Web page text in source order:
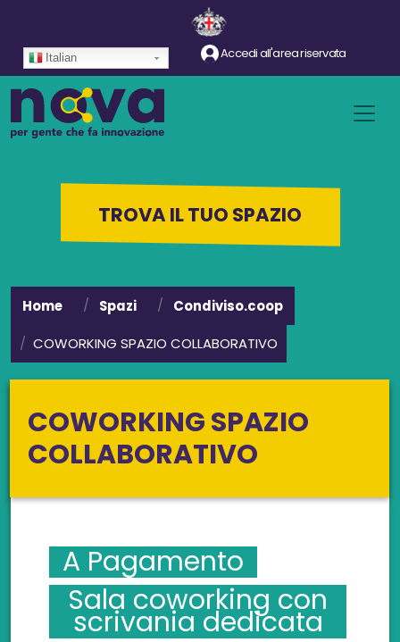
Salta al contenuto principale
Italian Accedi all'area riservata
TROVA IL TUO SPAZIO
Home Spazi
Condiviso.coop
COWORKING SPAZIO COLLABORATIVO
COWORKING SPAZIO
COLLABORATIVO
A Pagamento
Sala coworking con
scrivania dedicata